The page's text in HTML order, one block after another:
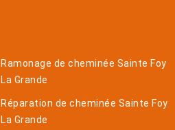
Ramonage de cheminée Sainte Foy
La Grande
Réparation de cheminée Sainte Foy
La Grande